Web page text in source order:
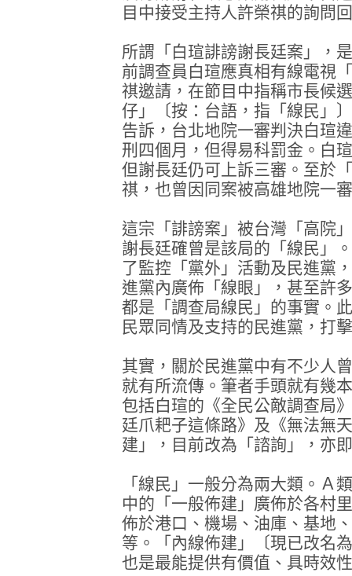
目中接受主持人許榮祺的詢問
所謂「白瑄誹謗謝長廷案」，
前調查員白瑄應真相有線電視
祺邀請，在節目中指稱市長候
仔」〔按：台語，指「線民」
告訴，台北地院一審判決白瑄
刑四個月，但得易科罰金。白
但謝長廷仍可上訴三審。至於
祺，也曾因同案被高雄地院一
這宗「誹謗案」被台灣「高院
謝長廷確曾是該局的「線民」
了監控「黨外」活動及民進黨
進黨內廣佈「線眼」，甚至許
都是「調查局線民」的事實。
民眾同情及支持的民進黨，打
其實，關於民進黨中有不少人
就有所流傳。筆者手頭就有幾
包括白瑄的《全民公敵調查局
廷爪耙子這條路》及《無法無
建」，目前改為「諮詢」，亦
「線民」一般分為兩大類。Ａ
中的「一般佈建」廣佈於各村
佈於港口、機場、油庫、基地
等。「內線佈建」〔現已改名
也是最能提供有價值、具時效